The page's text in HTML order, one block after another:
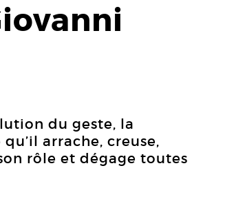
du geste, la
arrache, creuse,
rôle et dégage toutes